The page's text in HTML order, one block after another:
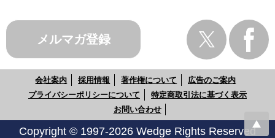
メルマガ登録
会社案内 採用情報 著作権について
広告のご案内
プライバシーポリシーについて
特定商取引法に基づく表示
お問い合わせ
Copyright © 1997-2026 Wedge Rights Reserved